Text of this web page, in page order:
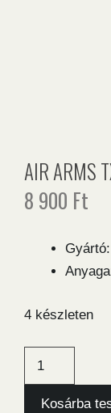
AIR ARMS
8 900 Ft
4 készleten
Air
TX200
Kosárba